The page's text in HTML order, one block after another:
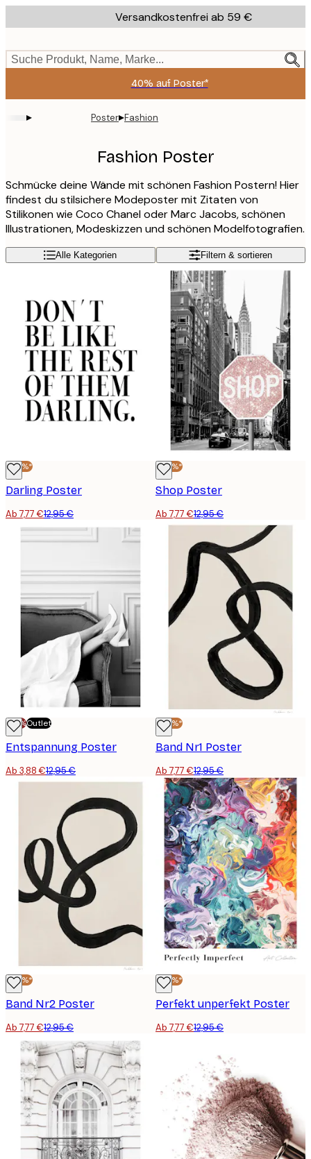
to
content.
Versandkostenfrei ab 59 €
Suche Produkt, Name, Marke...
40% auf Poster*
▸ Poster▸Fashion
Fashion Poster
Schmücke deine Wände mit schönen Fashion Postern! Hier
findest du stilsichere Modeposter mit Zitaten von
Stilikonen wie Coco Chanel oder Marc Jacobs, schönen
Illustrationen, Modeskizzen und schönen Modelfotografien.
Alle Kategorien Filtern & sortieren
-40%*
Darling Poster
Ab 7,77 €12,95 €
-40%*
Shop Poster
Ab 7,77 €12,95 €
-70%Outlet
Entspannung Poster
Ab 3,88 €12,95 €
-40%*
Band Nr1 Poster
Ab 7,77 €12,95 €
-40%*
Band Nr2 Poster
Ab 7,77 €12,95 €
-40%*
Perfekt unperfekt Poster
Ab 7,77 €12,95 €